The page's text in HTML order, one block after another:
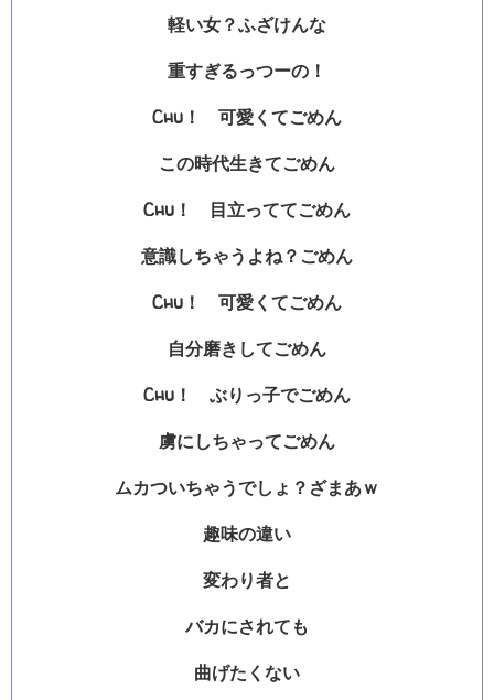
軽い女？ふざけんな
重すぎるっつーの！
Chu！ 可愛くてごめん
この時代生きてごめん
Chu！ 目立っててごめん
意識しちゃうよね？ごめん
Chu！ 可愛くてごめん
自分磨きしてごめん
Chu！ ぶりっ子でごめん
虜にしちゃってごめん
ムカついちゃうでしょ？ざまあｗ
趣味の違い
変わり者と
バカにされても
曲げたくない